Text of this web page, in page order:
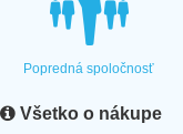
Popredná spoločnosť
Všetko o nákupe